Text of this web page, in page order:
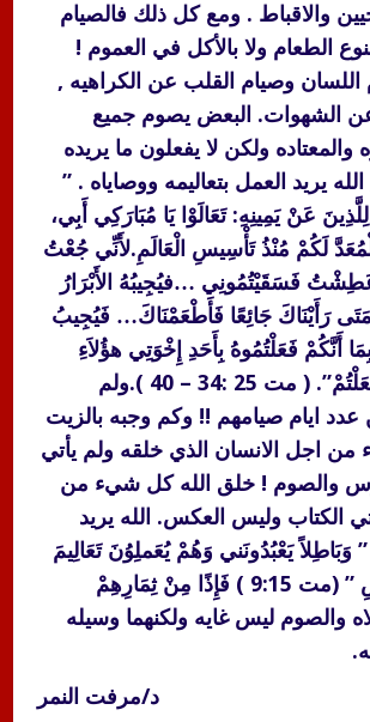
والاقباط . ومع كل ذلك فالصيام
الطعام ولا بالأكل في العموم !
اللسان وصيام القلب عن الكراهيه ,
الشهوات. البعض يصوم جميع
والمعتاده ولكن لا يفعلون ما يريده
يريد العمل بتعاليمه ووصاياه . ”
عَنْ يَمِينِهِ: تَعَالَوْا يَا مُبَارَكِي أَبِي،
لَكُمْ مُنْذُ تَأْسِيسِ الْعَالَمِ.لأَنِّي جُعْتُ
فَسَقَيْتُمُونِي …فيُجِيبُهُ الأَبْرَارُ
رَأَيْنَاكَ جَائِعًا فَأَطْعَمْنَاكَ… فَيُجِيبُ
أَنَّكُمْ فَعَلْتُمُوهُ بِأَحَدِ إِخْوَتِي هؤُلاَءِ
الأَصَاغِرِ، فَبِي فَعَلْتُمْ”. ( مت 25 :34 – 40 ).ولم
عدد ايام صيامهم !! وكم وجبه بالزيت
من اجل الانسان الذي خلقه ولم يأتي
والصوم ! خلق الله كل شيء من
الكتاب وليس العكس. الله يريد
وَبَاطِلاً يَعْبُدُونَني وَهُمْ يُعَملِوُنَ تَعَالِيمَ
هِيَ وَصَايَا النَّاسِ ” (مت 9:15 ) فَإِذًا مِنْ ثِمَارِهِمْ
والصوم ليس غايه ولكنهما وسيله
د/مرفت النمر